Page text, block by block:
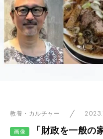
教養・カルチャー
画像
「財政を一般の